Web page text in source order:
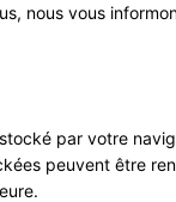
nous vous
par votre
peuvent être